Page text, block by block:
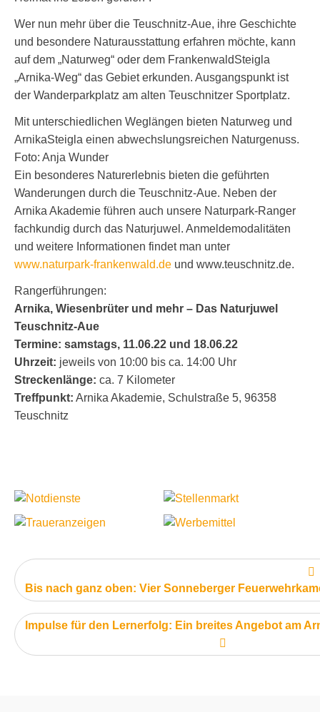
Wer nun mehr über die Teuschnitz-Aue, ihre Geschichte
und besondere Naturausstattung erfahren möchte, kann
auf dem „Naturweg“ oder dem FrankenwaldSteigla
„Arnika-Weg“ das Gebiet erkunden. Ausgangspunkt ist
der Wanderparkplatz am alten Teuschnitzer Sportplatz.
Mit unterschiedlichen Weglängen bieten Naturweg und
ArnikaSteigla einen abwechslungsreichen Naturgenuss.
Foto: Anja Wunder
Ein besonderes Naturerlebnis bieten die geführten
Wanderungen durch die Teuschnitz-Aue. Neben der
Arnika Akademie führen auch unsere Naturpark-Ranger
fachkundig durch das Naturjuwel. Anmeldemodalitäten
und weitere Informationen findet man unter
www.naturpark-frankenwald.de und www.teuschnitz.de.
Rangerführungen:
Arnika, Wiesenbrüter und mehr – Das Naturjuwel
Teuschnitz-Aue
Termine: samstags, 11.06.22 und 18.06.22
Uhrzeit: jeweils von 10:00 bis ca. 14:00 Uhr
Streckenlänge: ca. 7 Kilometer
Treffpunkt: Arnika Akademie, Schulstraße 5, 96358
Teuschnitz
Bis nach ganz oben: Vier Sonneberger
nächster Artikel:
Impulse für den Lernerfolg: Ein breites Angebot am